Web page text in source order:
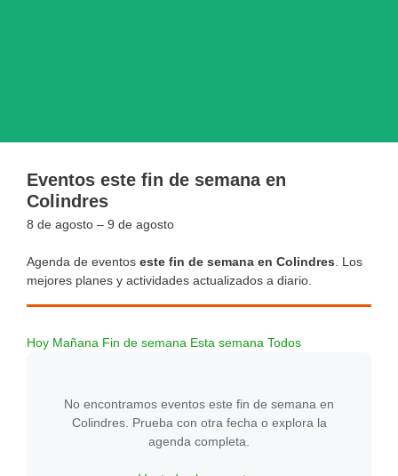
Eventos este fin de semana en
Colindres
8 de agosto – 9 de agosto
Agenda de eventos este fin de semana en Colindres . Los
mejores planes y actividades actualizados a diario.
Hoy Mañana Fin de semana Esta semana Todos
No encontramos eventos este fin de semana en
Colindres. Prueba con otra fecha o explora la
agenda completa.